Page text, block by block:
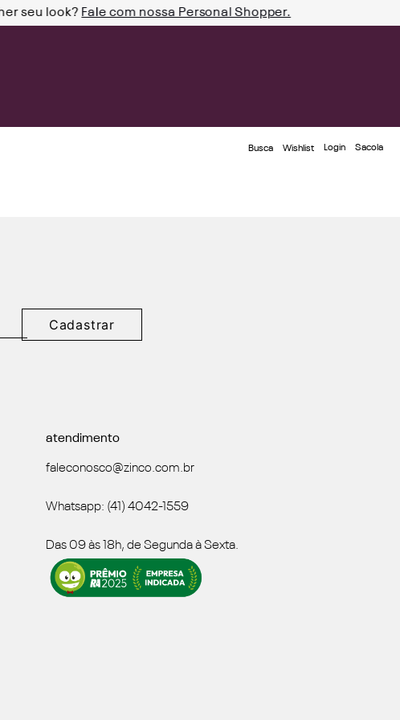
seu look? Fale com nossa Personal Shopper.
Busca Wishlist Login
Cadastrar
atendimento
faleconosco@zinco.com.br
Whatsapp: (41) 4042-1559
Das 09 às 18h, de Segunda à Sexta.